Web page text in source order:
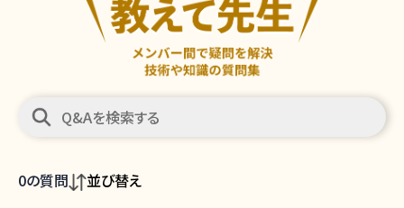
0の質問 並び替え